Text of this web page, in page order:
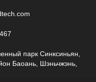
парк Синксиньян,
Баоань, Шэньчжэнь,